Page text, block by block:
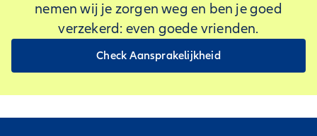
nemen wij je zorgen weg en ben je goed
verzekerd: even goede vrienden.
Check Aansprakelijkheid